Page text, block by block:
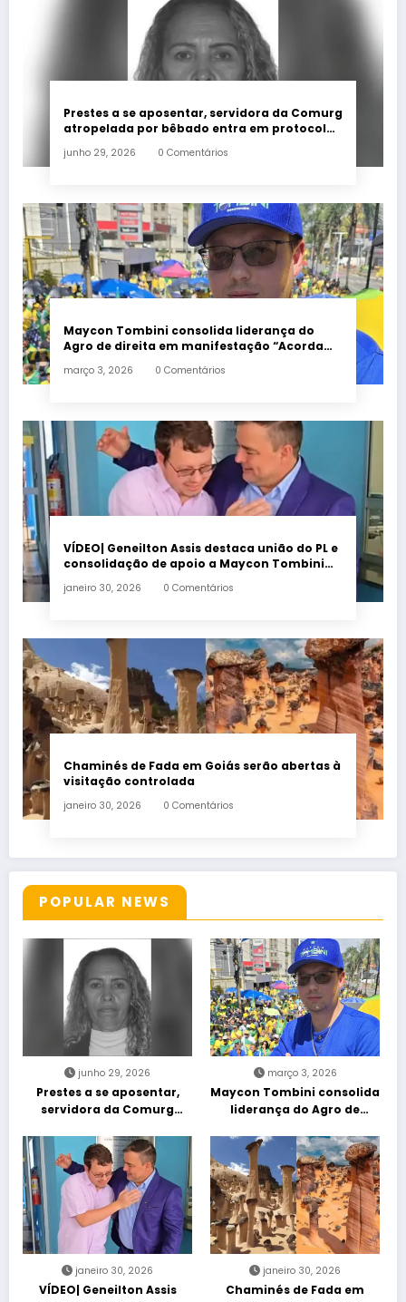
Prestes a se aposentar, servidora da Comurg
atropelada por bêbado entra em protocolo
junho 29, 2026 0 Comentários
Maycon Tombini consolida liderança do
Agro de direita em manifestação “Acorda
março 3, 2026 0 Comentários
VÍDEO| Geneilton Assis destaca união do PL e
consolidação de apoio a Maycon Tombini
janeiro 30, 2026 0 Comentários
Chaminés de Fada em Goiás serão abertas à
visitação controlada
janeiro 30, 2026 0 Comentários
POPULAR NEWS
junho 29, 2026
Prestes a se aposentar,
servidora da Comurg
entra em protocolo de
morte encefálica
março 3, 2026
Maycon Tombini consolida
liderança do Agro de
“Acorda Brasil” em Goiânia
janeiro 30, 2026
VÍDEO| Geneilton Assis
janeiro 30, 2026
Chaminés de Fada em